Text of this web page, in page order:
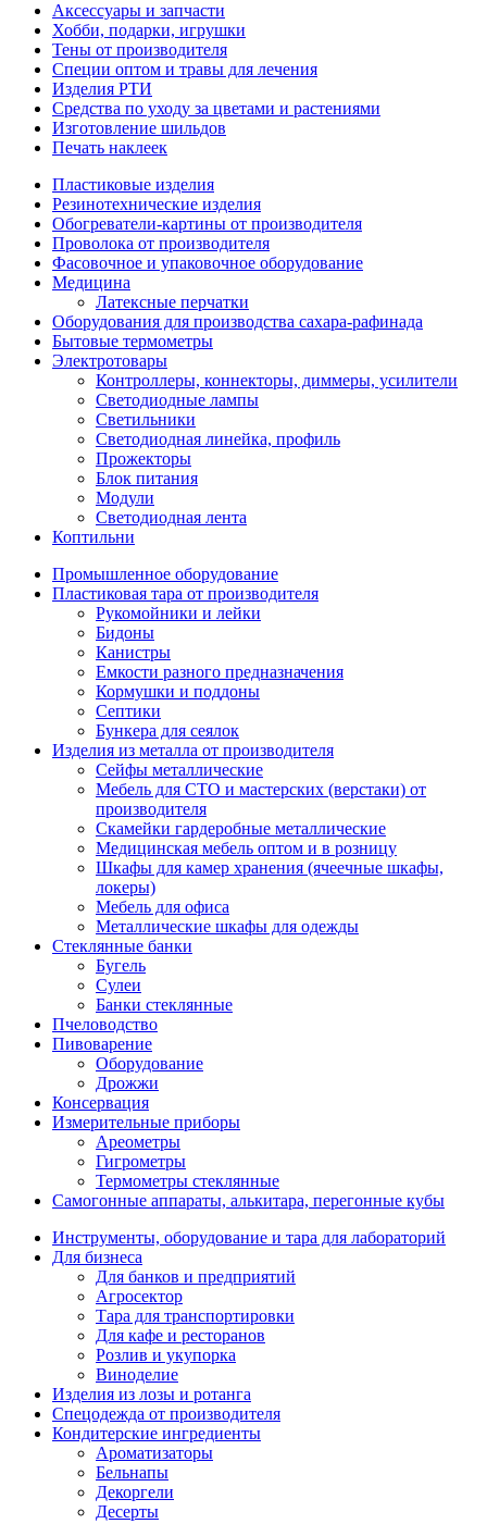
Аксессуары и запчасти
Хобби, подарки, игрушки
Тены от производителя
Специи оптом и травы для лечения
Изделия РТИ
Средства по уходу за цветами и растениями
Изготовление шильдов
Печать наклеек
Пластиковые изделия
Резинотехнические изделия
Обогреватели-картины от производителя
Проволока от производителя
Фасовочное и упаковочное оборудование
Медицина
Латексные перчатки
Оборудования для производства сахара-рафинада
Бытовые термометры
Электротовары
Контроллеры, коннекторы, диммеры, усилители
Светодиодные лампы
Светильники
Светодиодная линейка, профиль
Прожекторы
Блок питания
Модули
Светодиодная лента
Коптильни
Промышленное оборудование
Пластиковая тара от производителя
Рукомойники и лейки
Бидоны
Канистры
Емкости разного предназначения
Кормушки и поддоны
Септики
Бункера для сеялок
Изделия из металла от производителя
Сейфы металлические
Мебель для СТО и мастерских (верстаки) от
производителя
Скамейки гардеробные металлические
Медицинская мебель оптом и в розницу
Шкафы для камер хранения (ячеечные шкафы,
локеры)
Мебель для офиса
Металлические шкафы для одежды
Стеклянные банки
Бугель
Сулеи
Банки стеклянные
Пчеловодство
Пивоварение
Оборудование
Дрожжи
Консервация
Измерительные приборы
Ареометры
Гигрометры
Термометры стеклянные
Самогонные аппараты, алькитара, перегонные кубы
Инструменты, оборудование и тара для лабораторий
Для бизнеса
Для банков и предприятий
Агросектор
Тара для транспортировки
Для кафе и ресторанов
Розлив и укупорка
Виноделие
Изделия из лозы и ротанга
Спецодежда от производителя
Кондитерские ингредиенты
Ароматизаторы
Бельнапы
Декоргели
Десерты